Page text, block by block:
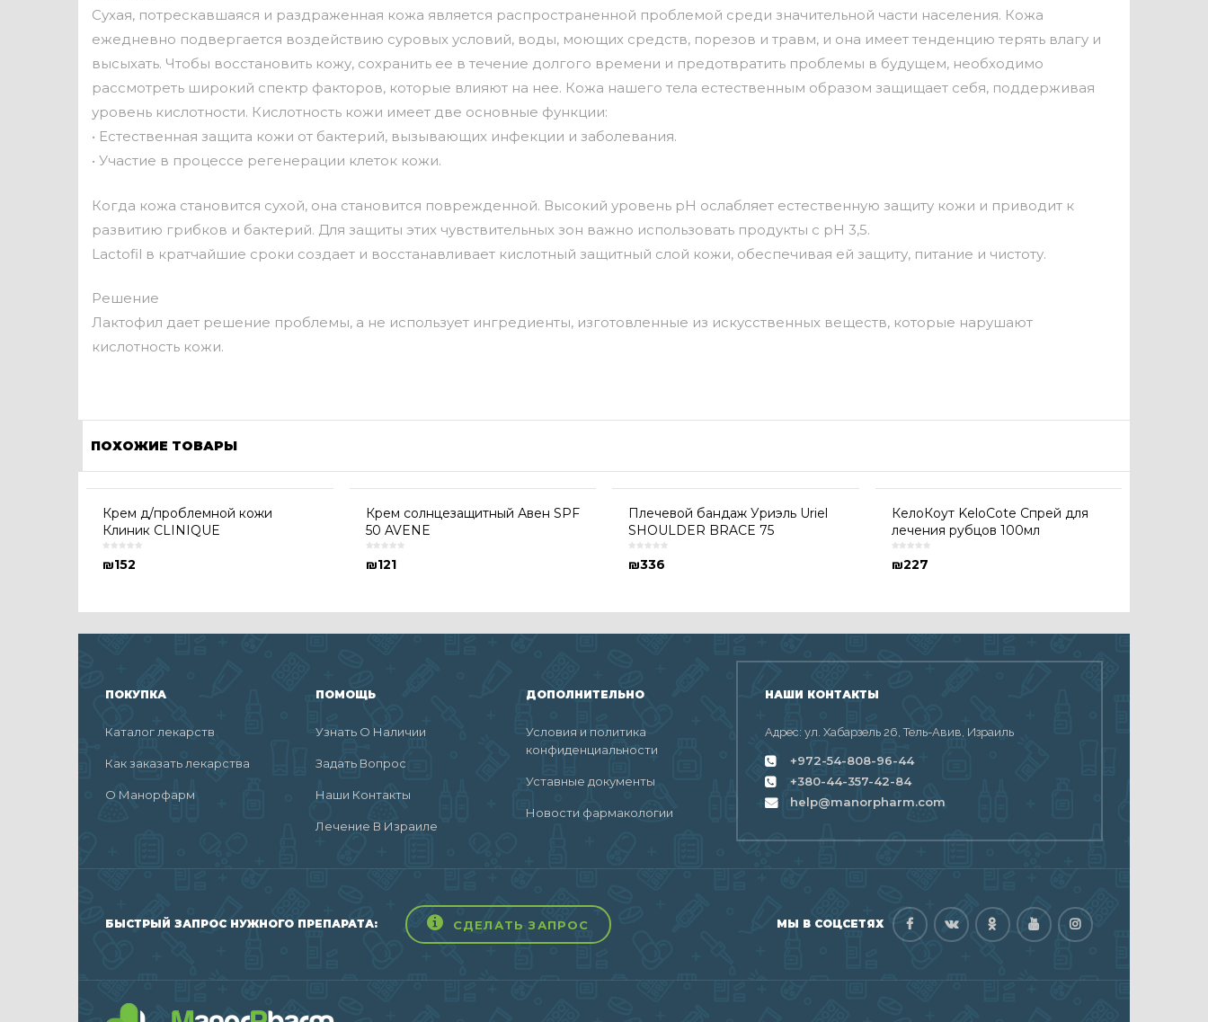
Сухая, потрескавшаяся и раздраженная кожа является распространенной проблемой среди значительной части населения. Кожа
ежедневно подвергается воздействию суровых условий, воды, моющих средств, порезов и травм, и она имеет тенденцию терять влагу и
высыхать. Чтобы восстановить кожу, сохранить ее в течение долгого времени и предотвратить проблемы в будущем, необходимо
рассмотреть широкий спектр факторов, которые влияют на нее. Кожа нашего тела естественным образом защищает себя, поддерживая
уровень кислотности. Кислотность кожи имеет две основные функции:
• Естественная защита кожи от бактерий, вызывающих инфекции и заболевания.
• Участие в процессе регенерации клеток кожи.
Когда кожа становится сухой, она становится поврежденной. Высокий уровень pH ослабляет естественную защиту кожи и приводит к
развитию грибков и бактерий. Для защиты этих чувствительных зон важно использовать продукты с рН 3,5.
Lactofil в кратчайшие сроки создает и восстанавливает кислотный защитный слой кожи, обеспечивая ей защиту, питание и чистоту.
Решение
Лактофил дает решение проблемы, а не использует ингредиенты, изготовленные из искусственных веществ, которые нарушают
кислотность кожи.
ПОХОЖИЕ ТОВАРЫ
Крем д/проблемной кожи
Клиник CLINIQUE
₪152
Крем солнцезащитный Авен SPF
50 AVENE
₪121
Плечевой бандаж Уриэль Uriel
SHOULDER BRACE 75
₪336
КелоКоут KeloCote Спрей для
лечения рубцов 100мл
₪227
ПОКУПКА
Каталог лекарств
Как заказать лекарства
О Манорфарм
ПОМОЩЬ
Узнать О Наличии
Задать Вопрос
Наши Контакты
Лечение В Израиле
ДОПОЛНИТЕЛЬНО
Условия и политика
конфиденциальности
Уставные документы
Новости фармакологии
НАШИ КОНТАКТЫ
Адрес: ул. Хабарзель 26, Тель-Авив, Израиль
+972-54-808-96-44
+380-44-357-42-84
help@manorpharm.com
БЫСТРЫЙ ЗАПРОС НУЖНОГО ПРЕПАРАТА: СДЕЛАТЬ ЗАПРОС МЫ В СОЦСЕТЯХ